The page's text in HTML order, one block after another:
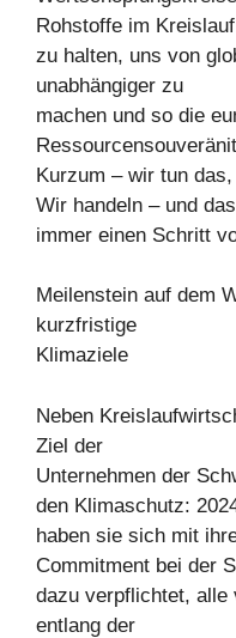
Rohstoffe im Kreislauf
zu halten, uns von
unabhängiger zu
machen und so die
Kurzum – wir tun
Wir handeln – und das
immer einen Schritt
Meilenstein auf dem
kurzfristige
Klimaziele
Neben
Ziel der
Unternehmen der
den Klimaschutz:
haben sie sich mit
Commitment bei der
dazu verpflichtet, alle
entlang der